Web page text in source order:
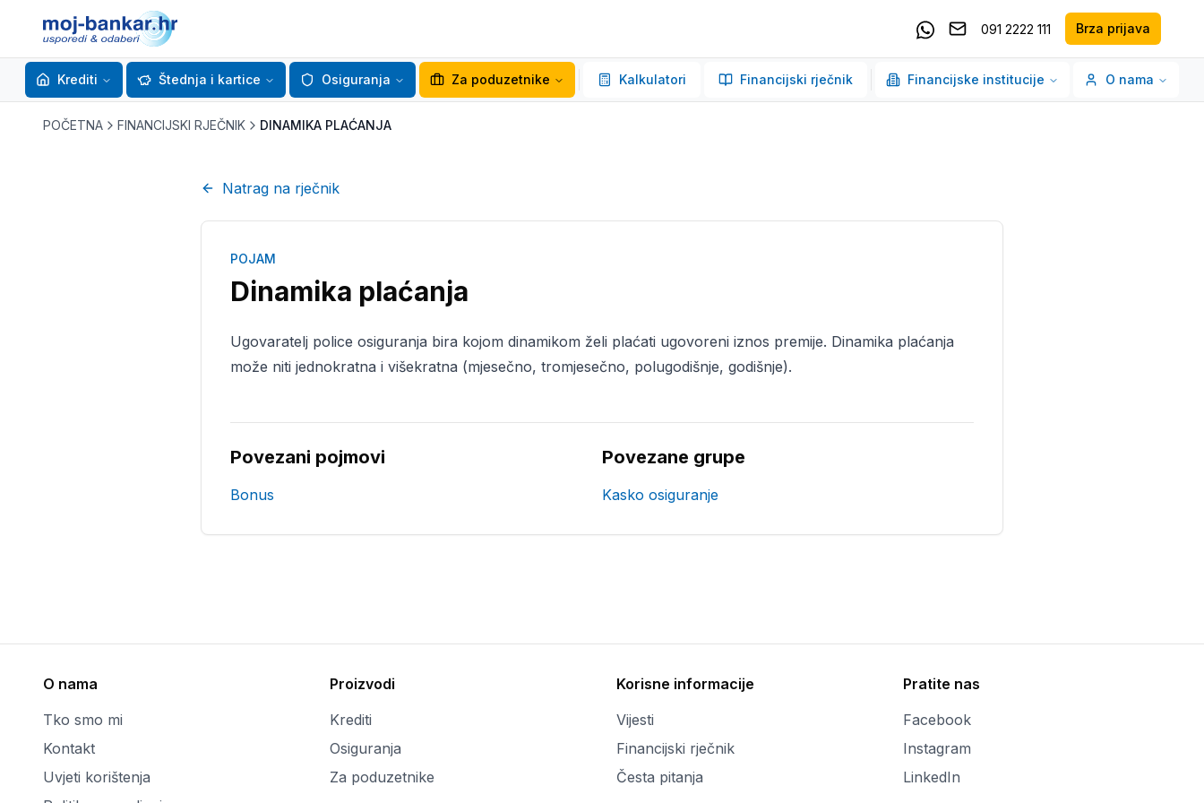
Kontaktirajte nas putem Whatsappa
091 2222 111 Brza prijava
Krediti Štednja i kartice Osiguranja Za poduzetnike Kalkulatori Financijski rječnik Financijske institucije O nama
POČETNA FINANCIJSKI RJEČNIK DINAMIKA PLAĆANJA
Natrag na rječnik
POJAM
Dinamika plaćanja
Ugovaratelj police osiguranja bira kojom dinamikom želi plaćati ugovoreni iznos premije. Dinamika plaćanja
može niti jednokratna i višekratna (mjesečno, tromjesečno, polugodišnje, godišnje).
Povezani pojmovi
Bonus
Povezane grupe
Kasko osiguranje
O nama
Tko smo mi
Kontakt
Uvjeti korištenja
Proizvodi
Krediti
Osiguranja
Za poduzetnike
Korisne informacije
Vijesti
Financijski rječnik
Česta pitanja
Pratite nas
Facebook
Instagram
LinkedIn